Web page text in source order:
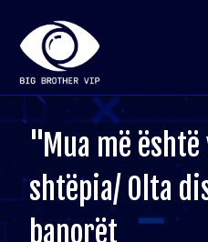
"Mua më
shtëpia/ Olta
banorët